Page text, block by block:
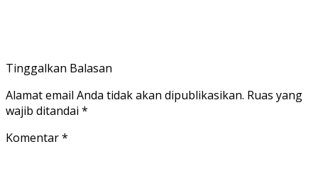
Tinggalkan Balasan
Alamat email Anda tidak akan dipublikasikan. Ruas yang
wajib ditandai *
Komentar*